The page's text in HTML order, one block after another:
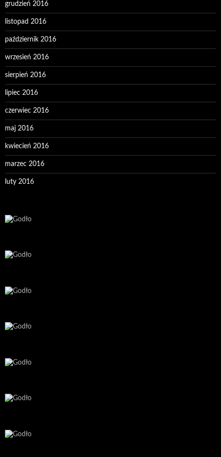
grudzień 2016
listopad 2016
październik 2016
wrzesień 2016
sierpień 2016
lipiec 2016
czerwiec 2016
maj 2016
kwiecień 2016
marzec 2016
luty 2016